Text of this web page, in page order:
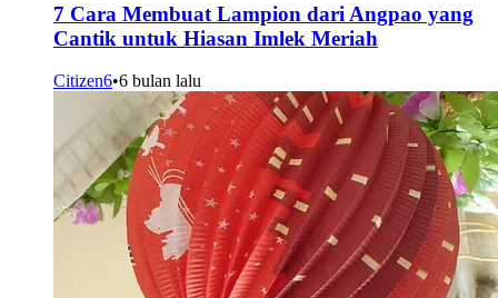
7 Cara Membuat Lampion dari Angpao yang
Cantik untuk Hiasan Imlek Meriah
Citizen6•6 bulan lalu